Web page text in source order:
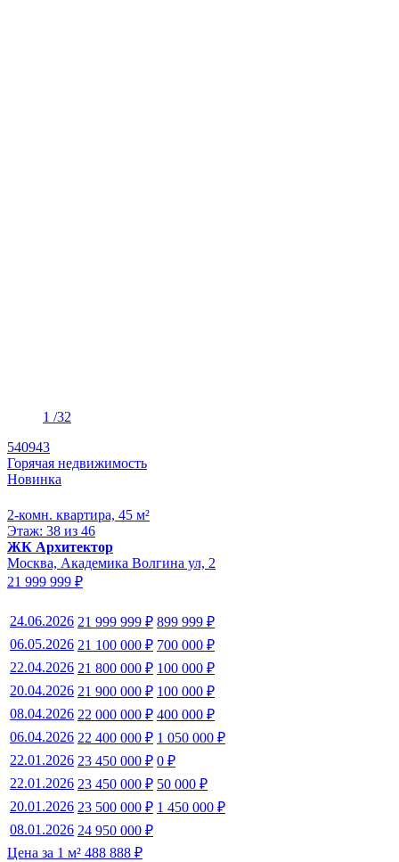
1 /32
540943
Горячая недвижимость
Новинка
2-комн. квартира, 45 м²
Этаж: 38 из 46
ЖК Архитектор
Москва, Академика Волгина ул, 2
21 999 999 ₽
24.06.2026 21 999 999 ₽ 899 999 ₽
06.05.2026 21 100 000 ₽ 700 000 ₽
22.04.2026 21 800 000 ₽ 100 000 ₽
20.04.2026 21 900 000 ₽ 100 000 ₽
08.04.2026 22 000 000 ₽ 400 000 ₽
06.04.2026 22 400 000 ₽ 1 050 000 ₽
22.01.2026 23 450 000 ₽ 0 ₽
22.01.2026 23 450 000 ₽ 50 000 ₽
20.01.2026 23 500 000 ₽ 1 450 000 ₽
08.01.2026 24 950 000 ₽
Цена за 1 м² 488 888 ₽